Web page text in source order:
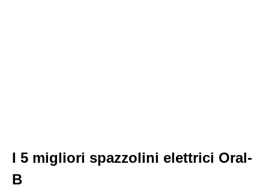
I 5 migliori spazzolini elettrici Oral-
B